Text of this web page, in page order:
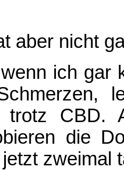
aber nicht
ich gar
trotz CBD.
die
zweimal